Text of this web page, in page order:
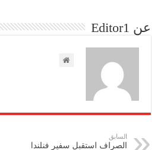
عن Editor1
السابق
الصراف استقبل سفير فنلندا